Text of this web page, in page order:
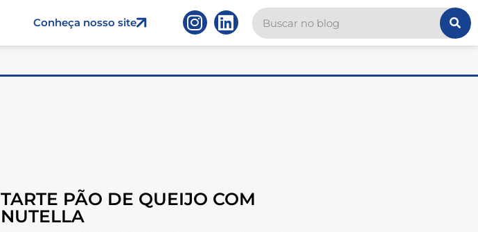
Conheça nosso site
TARTE PÃO DE QUEIJO COM
NUTELLA